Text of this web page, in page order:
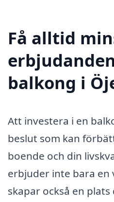
Få alltid
balkong i
Att investera i en
beslut som kan
boende och din
erbjuder inte bara en
skapar också en